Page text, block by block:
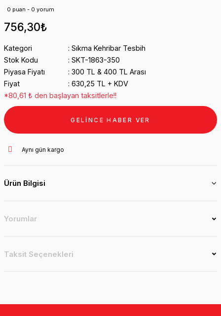
0 puan - 0 yorum
756,30₺
Kategori
Sıkma Kehribar Tesbih
Stok Kodu
SKT-1863-350
Piyasa Fiyatı
300 TL & 400 TL Arası
Fiyat
630,25 TL + KDV
*80,61 ₺ den başlayan taksitlerle!!
GELİNCE HABER VER
Aynı gün kargo
Ürün Bilgisi
Yorumlar
Taksit Seçenekleri